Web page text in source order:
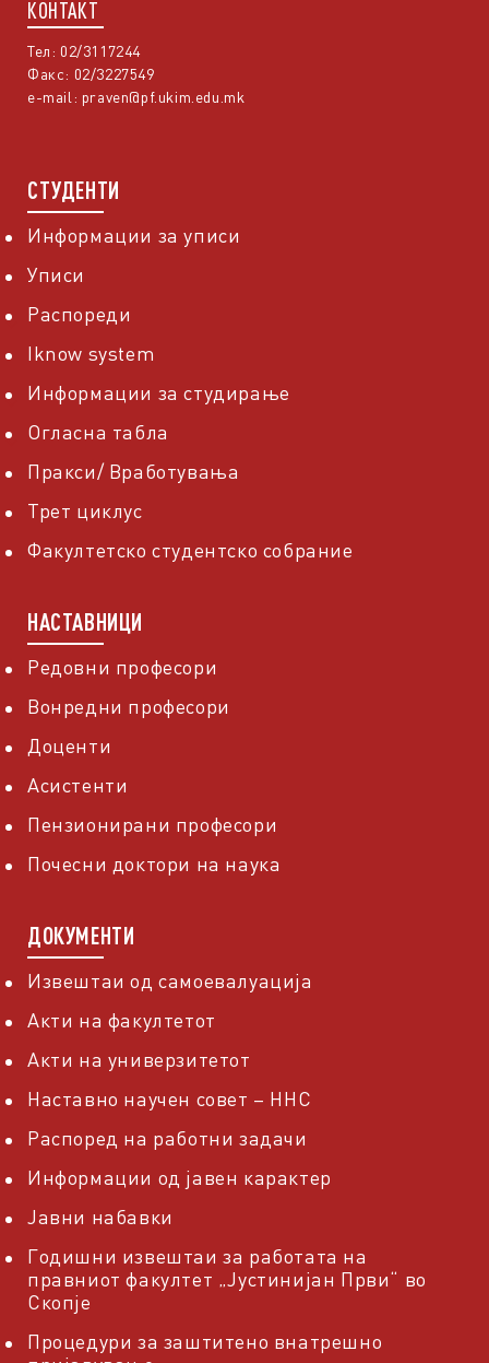
КОНТАКТ
Тел: 02/3117244
Факс: 02/3227549
e-mail: praven@pf.ukim.edu.mk
СТУДЕНТИ
Информации за уписи
Уписи
Распореди
Iknow system
Информации за студирање
Огласна табла
Пракси/ Вработувања
Трет циклус
Факултетско студентско собрание
НАСТАВНИЦИ
Редовни професори
Вонредни професори
Доценти
Асистенти
Пензионирани професори
Почесни доктори на наука
ДОКУМЕНТИ
Извештаи од самоевалуација
Акти на факултетот
Акти на универзитетот
Наставно научен совет – ННС
Распоред на работни задачи
Информации од јавен карактер
Јавни набавки
Годишни извештаи за работата на
правниот факултет „Јустинијан Први“ во
Скопје
Процедури за заштитено внатрешно